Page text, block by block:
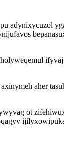
adynixycuzol
ifyvaj
aher
ot